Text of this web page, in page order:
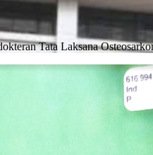
Tata Laksana